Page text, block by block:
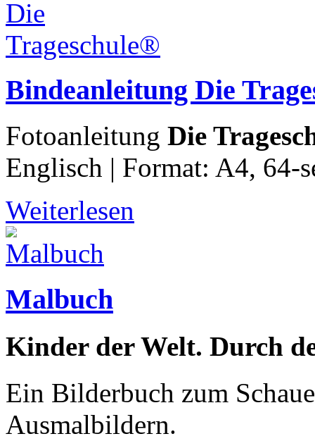
Bindeanleitung Die
Fotoanleitung Die
Englisch | Format: A4, 64-
Weiterlesen
Malbuch
Kinder der Welt. Durch
Ein Bilderbuch zum
Ausmalbildern.